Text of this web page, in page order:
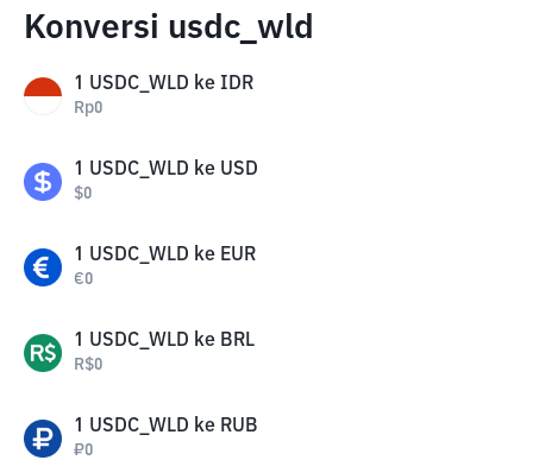
Konversi usdc_wld
1 USDC_WLD ke IDR
Rp0
1 USDC_WLD ke USD
$0
1 USDC_WLD ke EUR
€0
1 USDC_WLD ke BRL
R$0
1 USDC_WLD ke RUB
₽0